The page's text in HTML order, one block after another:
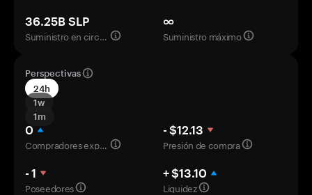
36.25B SLP
Suministro en circulación
∞
Suministro máximo
Perspectivas
24h
1w
1m
0
Compradores experimentados
- $12.13
Presión de compra
- 1
Poseedores
+ $13.10
Liquidez